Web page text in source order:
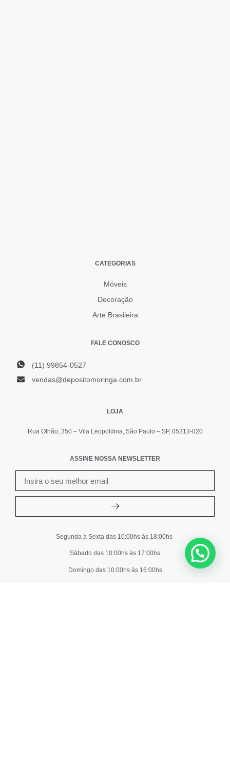
CATEGORIAS
Móveis
Decoração
Arte Brasileira
FALE CONOSCO
(11) 99854-0527
vendas@depositomoringa.com.br
LOJA
Rua Othão, 350 – Vila Leopoldina, São Paulo – SP, 05313-020
ASSINE NOSSA NEWSLETTER
Segunda à Sexta das 10:00hs às 18:00hs
Sábado das 10:00hs às 17:00hs
Domingo das 10:00hs às 16:00hs